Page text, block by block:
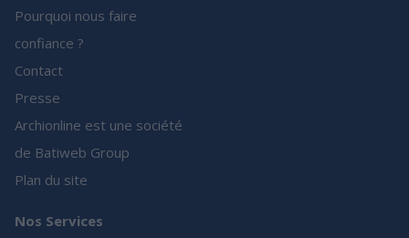
Pourquoi nous faire
confiance ?
Contact
Presse
Archionline est une société
de Batiweb Group
Plan du site
Nos Services